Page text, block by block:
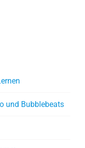
und Bubblebeats